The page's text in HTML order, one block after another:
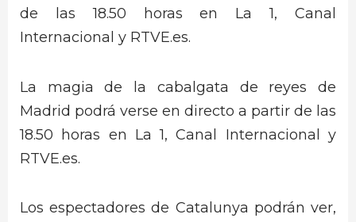
de las 18.50 horas en La 1, Canal
Internacional y RTVE.es.
La magia de la cabalgata de reyes de
Madrid podrá verse en directo a partir de las
18.50 horas en La 1, Canal Internacional y
RTVE.es.
Los espectadores de Catalunya podrán ver,